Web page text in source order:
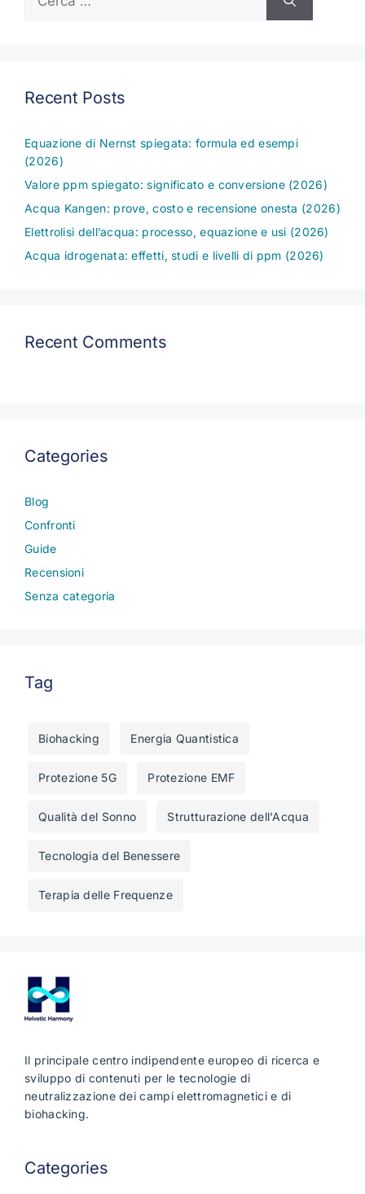
per:
Recent Posts
Equazione di Nernst spiegata: formula ed esempi
(2026)
Valore ppm spiegato: significato e conversione (2026)
Acqua Kangen: prove, costo e recensione onesta (2026)
Elettrolisi dell’acqua: processo, equazione e usi (2026)
Acqua idrogenata: effetti, studi e livelli di ppm (2026)
Recent Comments
Categories
Blog
Confronti
Guide
Recensioni
Senza categoria
Tag
Biohacking Energia Quantistica
Protezione 5G Protezione EMF
Qualità del Sonno Strutturazione dell'Acqua
Tecnologia del Benessere
Terapia delle Frequenze
Il principale centro indipendente europeo di ricerca e
sviluppo di contenuti per le tecnologie di
neutralizzazione dei campi elettromagnetici e di
biohacking.
Categories